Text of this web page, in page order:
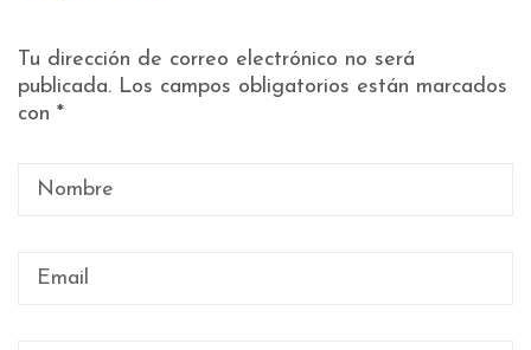
Tu dirección de correo electrónico no será
publicada. Los campos obligatorios están marcados
con *